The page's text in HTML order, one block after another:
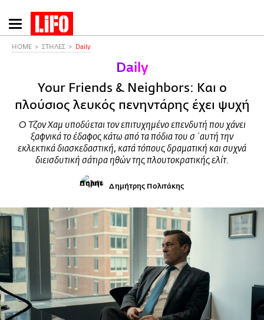
Παράκαμψη
προς
HOME ΣΤΗΛΕΣ Daily
Daily
Your Friends & Neighbors: Και ο
πλούσιος λευκός πενηντάρης έχει ψυχή
Ο Τζον Χαμ υποδύεται τον επιτυχημένο επενδυτή που χάνει
ξαφνικά το έδαφος κάτω από τα πόδια του σ΄αυτή την
εκλεκτικά διασκεδαστική, κατά τόπους δραματική και συχνά
διεισδυτική σάτιρα ηθών της πλουτοκρατικής ελίτ.
Δημήτρης Πολιτάκης